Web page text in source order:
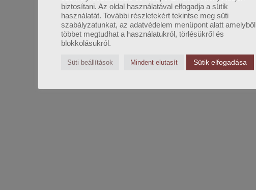
biztosítani. Az oldal használatával elfogadja a sütik
használatát. További részletekért tekintse meg süti
szabályzatunkat, az adatvédelem menüpont alatt amelyből
többet megtudhat a használatukról, törlésükről és
blokkolásukról.
Süti beállítások Mindent elutasít Sütik elfogadása